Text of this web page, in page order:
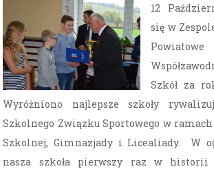
12
się w
Szkół za
Wyróżniono najlepsze szkoły
Szkolnego Związku Sportowego w
Szkolnej, Gimnazjady i Licealiady. W
nasza szkoła pierwszy raz w historii